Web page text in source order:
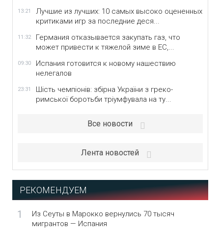
13:21
Лучшие из лучших: 10 самых высоко оцененных
критиками игр за последние деся...
11:32
Германия отказывается закупать газ, что
может привести к тяжелой зиме в ЕС,...
09:30
Испания готовится к новому нашествию
нелегалов
23:31
Шість чемпіонів: збірна України з греко-
римської боротьби тріумфувала на ту...
Все новости
Лента новостей
РЕКОМЕНДУЕМ
1
Из Сеуты в Марокко вернулись 70 тысяч
мигрантов — Испания